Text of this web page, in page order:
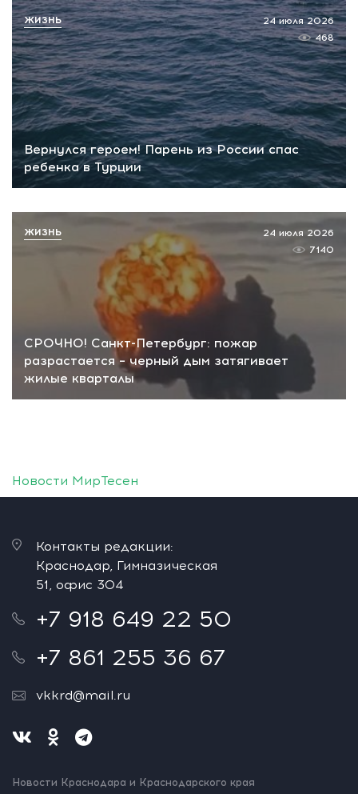
Вернулся героем! Парень из России спас
ребенка в Турции
24 июля 2026
468
ЖИЗНЬ
СРОЧНО! Санкт-Петербург: пожар
разрастается – черный дым затягивает
жилые кварталы
24 июля 2026
7140
ЖИЗНЬ
Новости МирТесен
Контакты редакции:
Краснодар, Гимназическая
51, офис 304
+7 918 649 22 50
+7 861 255 36 67
vkkrd@mail.ru
Новости Краснодара и Краснодарского края